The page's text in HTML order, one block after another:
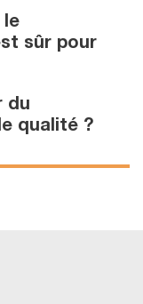
le
sûr pour
du
qualité ?